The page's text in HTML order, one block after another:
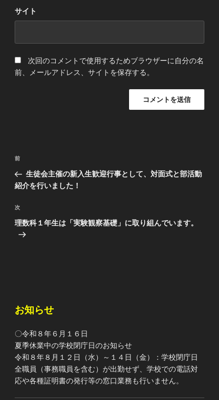
サイト
次回のコメントで使用するためブラウザーに自分の名
前、メールアドレス、サイトを保存する。
投
ナ
ゲ
ー
シ
前
の
投
前
生徒会主催の新入生歓迎行事として、対面式と部活動
紹介を行いました！
次
の
次
理数科１年生は「実験観察基礎」に取り組んでいます。
お知らせ
〇令和８年６月１６日
夏季休業中の学校閉庁日のお知らせ
令和８年８月１２日（水）～１４日（金）：学校閉庁日
全職員（事務職員を含む）が出勤せず、学校での電話対
応や各種証明書の発行等の窓口業務も行いません。